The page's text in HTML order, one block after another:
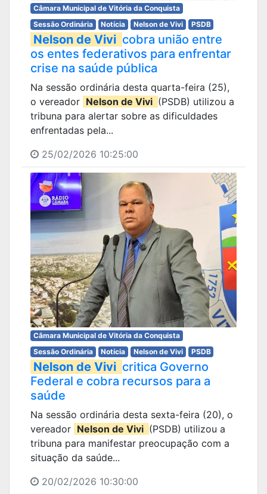
Câmara Municipal de Vitória da Conquista
Sessão Ordinária
Notícia Nelson de Vivi PSDB
Nelson de Vivi cobra união entre
os entes federativos para enfrentar
crise na saúde pública
Na sessão ordinária desta quarta-feira (25),
o vereador Nelson de Vivi (PSDB) utilizou a
tribuna para alertar sobre as dificuldades
enfrentadas pela...
25/02/2026 10:25:00
Câmara Municipal de Vitória da Conquista
Sessão Ordinária
Notícia Nelson de Vivi PSDB
Nelson de Vivi critica Governo
Federal e cobra recursos para a
saúde
Na sessão ordinária desta sexta-feira (20), o
vereador Nelson de Vivi (PSDB) utilizou a
tribuna para manifestar preocupação com a
situação da saúde...
20/02/2026 10:30:00